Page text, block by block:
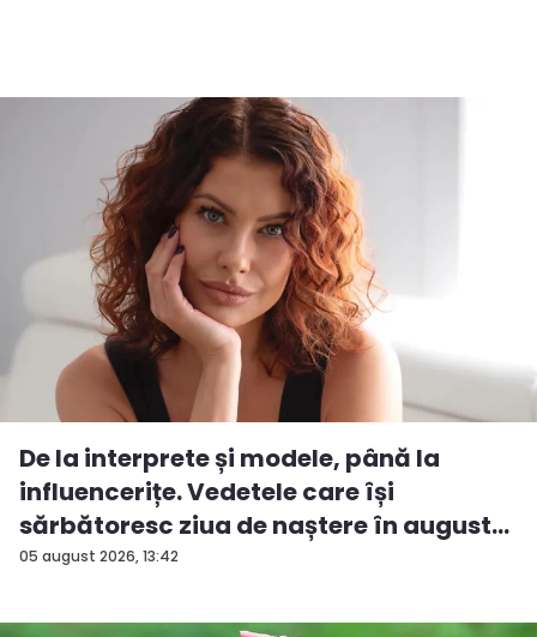
05 august 2026, 13:42
De la interprete și modele, până la
influencerițe. Vedetele care își
sărbătoresc ziua de naștere în august...